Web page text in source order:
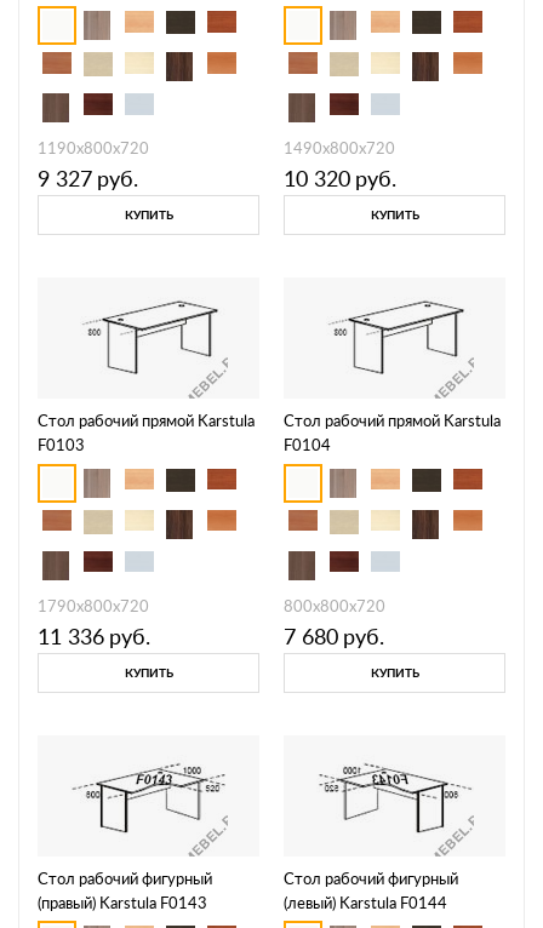
1190х800х720
9 327 руб.
КУПИТЬ
1490х800х720
10 320 руб.
КУПИТЬ
Стол рабочий прямой Karstula
F0103
1790х800х720
11 336 руб.
КУПИТЬ
Стол рабочий прямой Karstula
F0104
800х800х720
7 680 руб.
КУПИТЬ
Стол рабочий фигурный
(правый) Karstula F0143
Стол рабочий фигурный
(левый) Karstula F0144